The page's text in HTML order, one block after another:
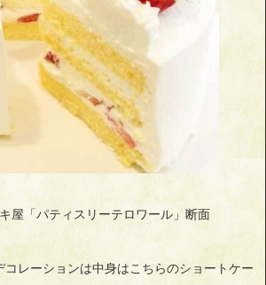
屋「パティスリーテロワール」断面
コレーションは中身はこちらのショートケー